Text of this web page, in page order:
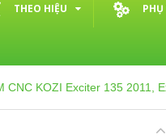
THEO HIỆU
CNC KOZI Exciter 135 2011,